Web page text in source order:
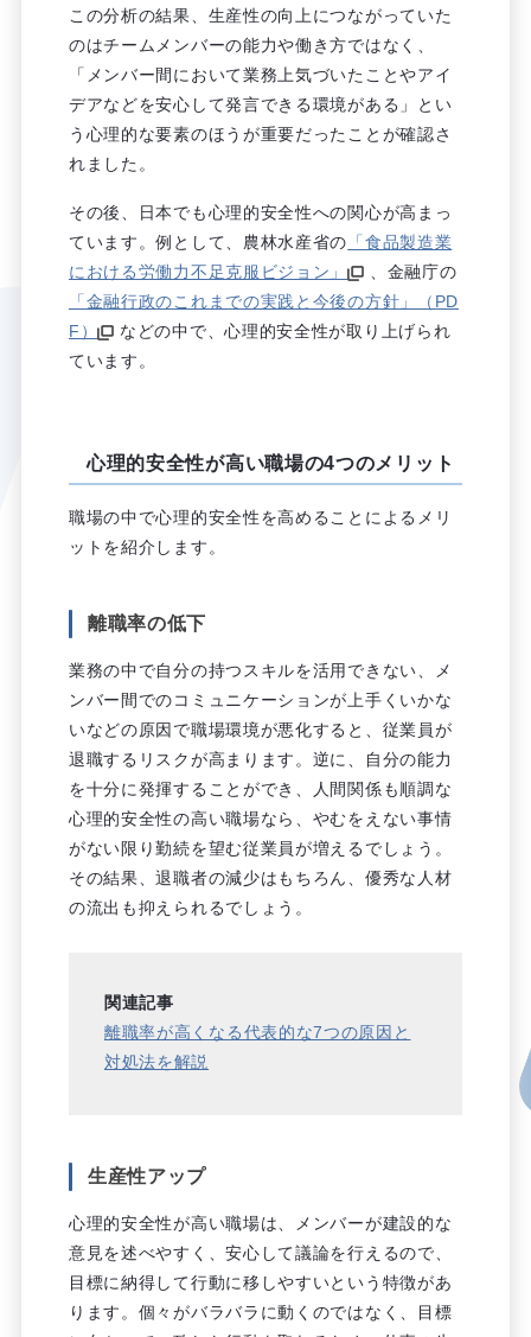
この分析の結果、生産性の向上につながっていた
のはチームメンバーの能力や働き方ではなく、
「メンバー間において業務上気づいたことやアイ
デアなどを安心して発言できる環境がある」とい
う心理的な要素のほうが重要だったことが確認さ
れました。
その後、日本でも心理的安全性への関心が高まっ
ています。例として、農林水産省の 「食品製造業
における労働力不足克服ビジョン」
、金融庁の
「金融行政のこれまでの実践と今後の方針」（PD
F）
などの中で、心理的安全性が取り上げられ
ています。
心理的安全性が高い職場の4つのメリット
職場の中で心理的安全性を高めることによるメリ
ットを紹介します。
離職率の低下
業務の中で自分の持つスキルを活用できない、メ
ンバー間でのコミュニケーションが上手くいかな
いなどの原因で職場環境が悪化すると、従業員が
退職するリスクが高まります。逆に、自分の能力
を十分に発揮することができ、人間関係も順調な
心理的安全性の高い職場なら、やむをえない事情
がない限り勤続を望む従業員が増えるでしょう。
その結果、退職者の減少はもちろん、優秀な人材
の流出も抑えられるでしょう。
関連記事
離職率が高くなる代表的な7つの原因と
対処法を解説
生産性アップ
心理的安全性が高い職場は、メンバーが建設的な
意見を述べやすく、安心して議論を行えるので、
目標に納得して行動に移しやすいという特徴があ
ります。個々がバラバラに動くのではなく、目標